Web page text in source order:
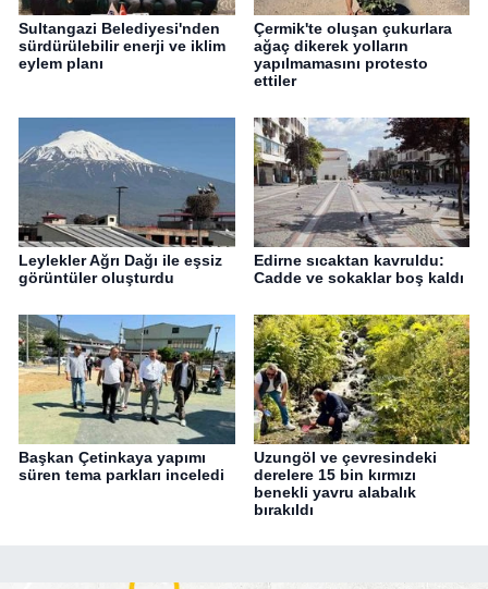
Sultangazi Belediyesi'nden
sürdürülebilir enerji ve iklim
eylem planı
Çermik'te oluşan çukurlara
ağaç dikerek yolların
yapılmamasını protesto
ettiler
Leylekler Ağrı Dağı ile eşsiz
görüntüler oluşturdu
Edirne sıcaktan kavruldu:
Cadde ve sokaklar boş kaldı
Başkan Çetinkaya yapımı
süren tema parkları inceledi
Uzungöl ve çevresindeki
derelere 15 bin kırmızı
benekli yavru alabalık
bırakıldı